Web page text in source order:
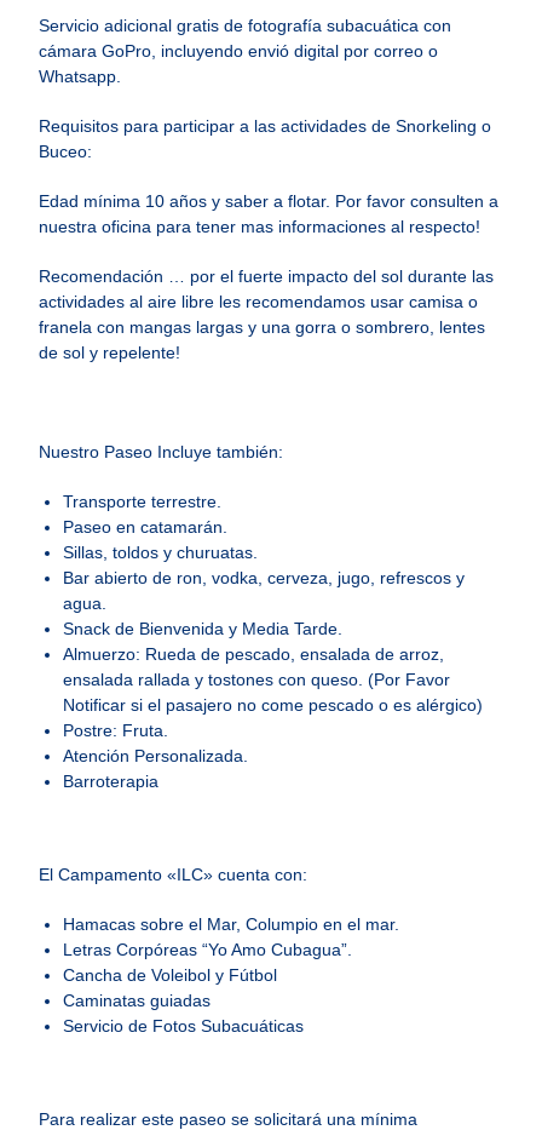
Servicio adicional gratis de fotografía subacuática con
cámara GoPro, incluyendo envió digital por correo o
Whatsapp.
Requisitos para participar a las actividades de Snorkeling o
Buceo:
Edad mínima 10 años y saber a flotar. Por favor consulten a
nuestra oficina para tener mas informaciones al respecto!
Recomendación … por el fuerte impacto del sol durante las
actividades al aire libre les recomendamos usar camisa o
franela con mangas largas y una gorra o sombrero, lentes
de sol y repelente!
Nuestro Paseo Incluye también:
Transporte terrestre.
Paseo en catamarán.
Sillas, toldos y churuatas.
Bar abierto de ron, vodka, cerveza, jugo, refrescos y
agua.
Snack de Bienvenida y Media Tarde.
Almuerzo: Rueda de pescado, ensalada de arroz,
ensalada rallada y tostones con queso. (Por Favor
Notificar si el pasajero no come pescado o es alérgico)
Postre: Fruta.
Atención Personalizada.
Barroterapia
El Campamento «ILC» cuenta con:
Hamacas sobre el Mar, Columpio en el mar.
Letras Corpóreas “Yo Amo Cubagua”.
Cancha de Voleibol y Fútbol
Caminatas guiadas
Servicio de Fotos Subacuáticas
Para realizar este paseo se solicitará una mínima